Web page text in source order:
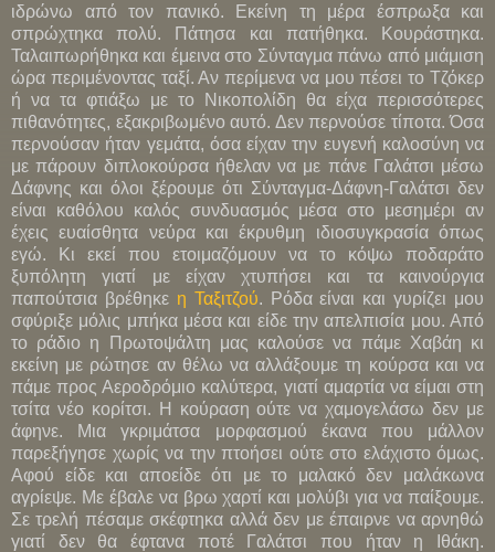
ιδρώνω από τον πανικό. Εκείνη τη μέρα έσπρωξα και
σπρώχτηκα πολύ. Πάτησα και πατήθηκα. Κουράστηκα.
Ταλαιπωρήθηκα και έμεινα στο Σύνταγμα πάνω από μιάμιση
ώρα περιμένοντας ταξί. Αν περίμενα να μου πέσει το Τζόκερ
ή να τα φτιάξω με το Νικοπολίδη θα είχα περισσότερες
πιθανότητες, εξακριβωμένο αυτό. Δεν περνούσε τίποτα. Όσα
περνούσαν ήταν γεμάτα, όσα είχαν την ευγενή καλοσύνη να
με πάρουν διπλοκούρσα ήθελαν να με πάνε Γαλάτσι μέσω
Δάφνης και όλοι ξέρουμε ότι Σύνταγμα-Δάφνη-Γαλάτσι δεν
είναι καθόλου καλός συνδυασμός μέσα στο μεσημέρι αν
έχεις ευαίσθητα νεύρα και έκρυθμη ιδιοσυγκρασία όπως
εγώ. Κι εκεί που ετοιμαζόμουν να το κόψω ποδαράτο
ξυπόλητη γιατί με είχαν χτυπήσει και τα καινούργια
παπούτσια βρέθηκε η Ταξιτζού. Ρόδα είναι και γυρίζει μου
σφύριξε μόλις μπήκα μέσα και είδε την απελπισία μου. Από
το ράδιο η Πρωτοψάλτη μας καλούσε να πάμε Χαβάη κι
εκείνη με ρώτησε αν θέλω να αλλάξουμε τη κούρσα και να
πάμε προς Αεροδρόμιο καλύτερα, γιατί αμαρτία να είμαι στη
τσίτα νέο κορίτσι. Η κούραση ούτε να χαμογελάσω δεν με
άφηνε. Μια γκριμάτσα μορφασμού έκανα που μάλλον
παρεξήγησε χωρίς να την πτοήσει ούτε στο ελάχιστο όμως.
Αφού είδε και αποείδε ότι με το μαλακό δεν μαλάκωνα
αγρίεψε. Με έβαλε να βρω χαρτί και μολύβι για να παίξουμε.
Σε τρελή πέσαμε σκέφτηκα αλλά δεν με έπαιρνε να αρνηθώ
γιατί δεν θα έφτανα ποτέ Γαλάτσι που ήταν η Ιθάκη.